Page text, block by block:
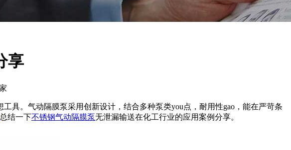
享
具。气动隔膜泵采用创新设计，结合多种泵类you点，耐用性gao，能在严苛条
总结一下不锈钢气动隔膜泵无泄漏输送在化工行业的应用案例分享。